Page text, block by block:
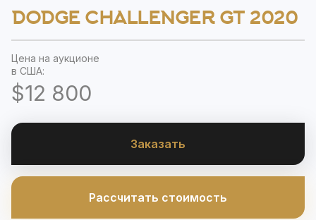
DODGE CHALLENGER GT 2020
Цена на аукционе
в США:
$12 800
Заказать
Рассчитать стоимость